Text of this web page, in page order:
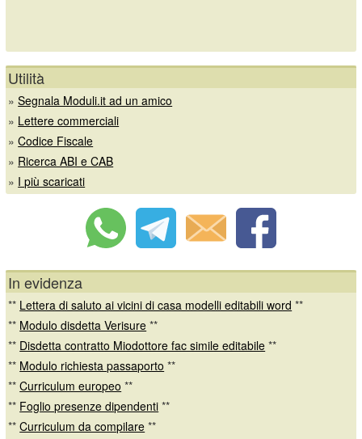
Utilità
»Segnala Moduli.it ad un amico
» Lettere commerciali
»Codice Fiscale
» Ricerca ABI e CAB
» I più scaricati
In evidenza
** Lettera di saluto ai vicini di casa modelli editabili word **
** Modulo disdetta Verisure **
** Disdetta contratto Miodottore fac simile editabile **
** Modulo richiesta passaporto **
**Curriculum europeo **
** Foglio presenze dipendenti **
**Curriculum da compilare **